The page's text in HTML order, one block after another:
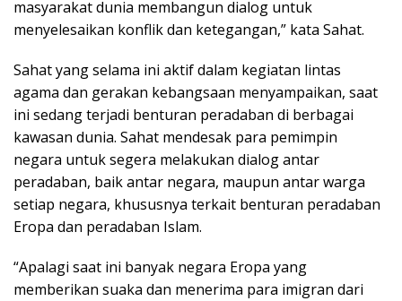
masyarakat dunia membangun dialog untuk
menyelesaikan konflik dan ketegangan,” kata Sahat.
Sahat yang selama ini aktif dalam kegiatan lintas
agama dan gerakan kebangsaan menyampaikan, saat
ini sedang terjadi benturan peradaban di berbagai
kawasan dunia. Sahat mendesak para pemimpin
negara untuk segera melakukan dialog antar
peradaban, baik antar negara, maupun antar warga
setiap negara, khususnya terkait benturan peradaban
Eropa dan peradaban Islam.
“Apalagi saat ini banyak negara Eropa yang
memberikan suaka dan menerima para imigran dari